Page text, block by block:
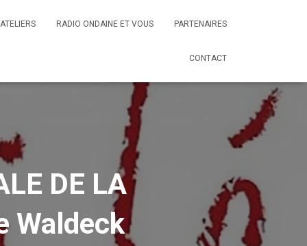
ATELIERS RADIO ONDAINE ET VOUS PARTENAIRES
CONTACT
DE LA
Waldeck